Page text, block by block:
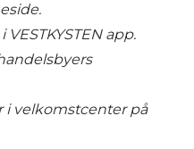
app.
i velkomstcenter på